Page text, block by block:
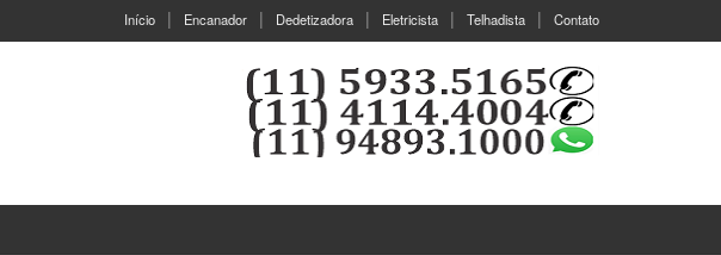
Início Encanador Dedetizadora Eletricista Telhadista Contato